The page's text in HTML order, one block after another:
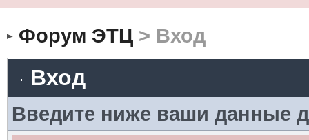
Форум ЭТЦ> Вход
Вход
Введите ниже ваши данные